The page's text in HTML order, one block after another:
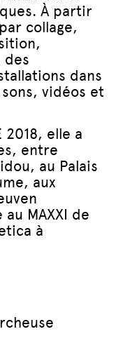
À partir
collage,
dans
vidéos et
2018, elle a
entre
au Palais
aux
MAXXI de
à